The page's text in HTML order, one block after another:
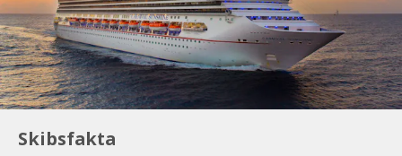
Skibsfakta